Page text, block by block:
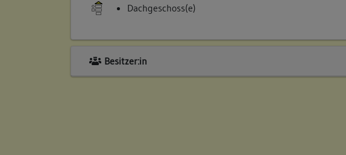
Dachgeschoss(e)
Besitzer:in